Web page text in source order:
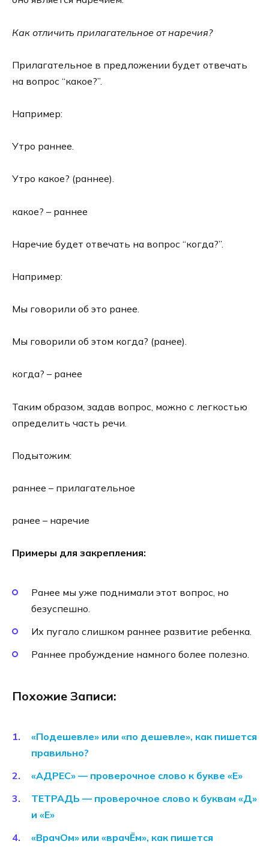
Как отличить прилагательное от наречия?
Прилагательное в предложении будет отвечать
на вопрос “какое?”.
Например:
Утро раннее.
Утро какое? (раннее).
какое? – раннее
Наречие будет отвечать на вопрос “когда?”.
Например:
Мы говорили об это ранее.
Мы говорили об этом когда? (ранее).
когда? – ранее
Таким образом, задав вопрос, можно с легкостью
определить часть речи.
Подытожим:
раннее – прилагательное
ранее – наречие
Примеры для закрепления:
Ранее мы уже поднимали этот вопрос, но
безуспешно.
Их пугало слишком раннее развитие ребенка.
Раннее пробуждение намного более полезно.
Похожие Записи:
«Подешевле» или «по дешевле», как пишется
правильно?
«АДРЕС» — проверочное слово к букве «Е»
ТЕТРАДЬ — проверочное слово к буквам «Д»
и «Е»
«ВрачОм» или «врачЁм», как пишется